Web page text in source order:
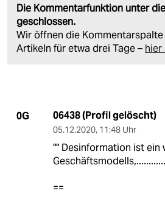
Die Kommentarfunktion unter
geschlossen.
Wir öffnen die
Artikeln für etwa drei Tage – hier
0G 06438 (Profil gelöscht)
05.12.2020, 11:48 Uhr
"" Desinformation ist ein
==